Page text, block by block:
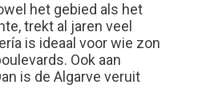
het gebied als het
trekt al jaren veel
is ideaal voor wie zon
Ook aan
is de Algarve veruit